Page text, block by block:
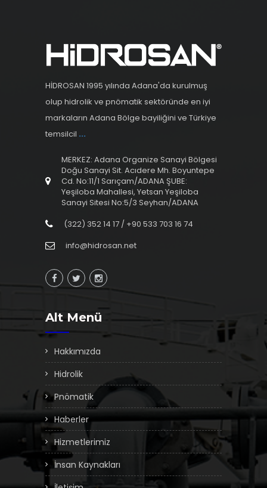
HİDROSAN 1995 yılında Adana'da kurulmuş
olup hidrolik ve pnömatik sektöründe en iyi
markaların Adana Bölge bayiliğini ve Türkiye
temsilcil ...
MERKEZ: Adana Organize Sanayi Bölgesi
Doğu Sanayi Sit. Acıdere Mh. Boyuntepe
Cd. No:11/1 Sarıçam/ADANA ŞUBE:
Yeşiloba Mahallesi, Yetsan Yeşiloba
Sanayi Sitesi No:5/3 Seyhan/ADANA
(322) 352 14 17 / +90 533 703 16 74
info@hidrosan.net
Alt Menü
Hakkımızda
Hidrolik
Pnömatik
Haberler
Hizmetlerimiz
İnsan Kaynakları